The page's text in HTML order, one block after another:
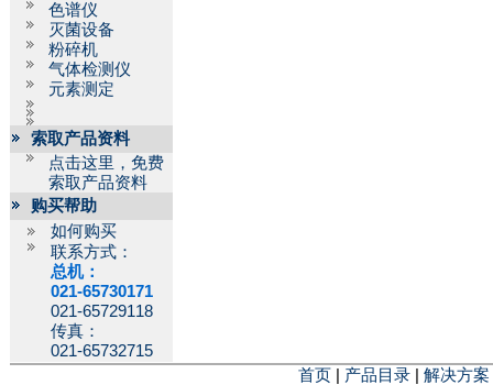
色谱仪
灭菌设备
粉碎机
气体检测仪
元素测定
索取产品资料
点击这里，免费
索取产品资料
购买帮助
如何购买
联系方式：
总机：
021-65730171
021-65729118
传真：
021-65732715
首页 产品目录 解决方案